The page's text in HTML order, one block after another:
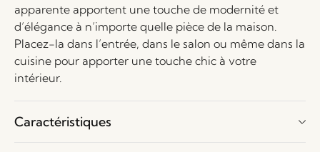
apparente apportent une touche de modernité et
d’élégance à n’importe quelle pièce de la maison.
Placez-la dans l’entrée, dans le salon ou même dans la
cuisine pour apporter une touche chic à votre
intérieur.
Caractéristiques